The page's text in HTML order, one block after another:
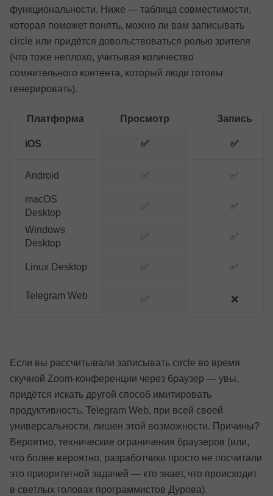
функциональности. Ниже — таблица совместимости,
которая поможет понять, можно ли вам записывать
circle или придётся довольствоваться ролью зрителя
(что тоже неплохо, учитывая количество
сомнительного контента, который люди готовы
генерировать).
Платформа Просмотр Запись
iOS ✅ ✅
Android ✅ ✅
macOS
Desktop
✅ ✅
Windows
Desktop
✅ ✅
Linux Desktop ✅ ✅
Telegram Web ✅ ❌
Если вы рассчитывали записывать circle во время
скучной Zoom-конференции через браузер — увы,
придётся искать другой способ имитировать
продуктивность. Telegram Web, при всей своей
универсальности, лишен этой возможности. Причины?
Вероятно, технические ограничения браузеров (или,
что более вероятно, разработчики просто не посчитали
это приоритетной задачей — кто знает, что происходит
в светлых головах программистов Дурова).